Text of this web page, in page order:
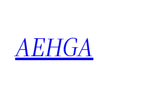
contenido
AEHGA